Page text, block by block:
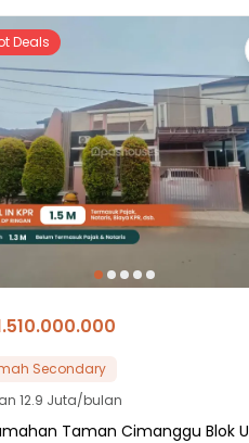
Deals
Secondary
12.9 Juta/bulan
Taman Cimanggu Blok U